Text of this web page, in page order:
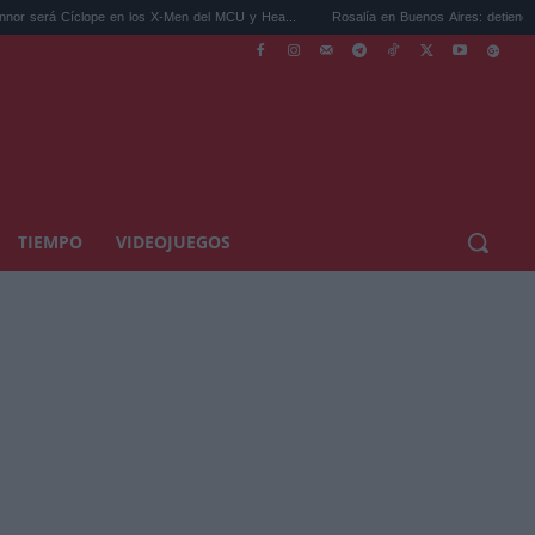
en los X-Men del MCU y Hea... Rosalía en Buenos Aires: detiene el tráfico y
TIEMPO VIDEOJUEGOS